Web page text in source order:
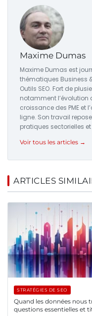
Maxime Dumas
Maxime Dumas est
thématiques Business
Outils SEO. Fort de
notamment l’évolution
croissance des PME et
ligne. Son travail
pratiques sectorielles
Voir tous les articles →
ARTICLES
STRATÉGIES DE SEO
Quand les données nous
questions essentielles et